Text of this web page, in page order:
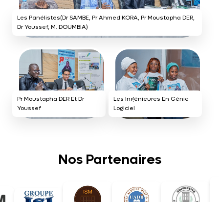
Les Panélistes(Dr SAMBE, Pr Ahmed KORA, Pr Moustapha DER,
Dr Youssef, M. DOUMBIA)
Pr Moustapha DER Et Dr
Youssef
Les Ingénieures En Génie
Logiciel
Nos Partenaires